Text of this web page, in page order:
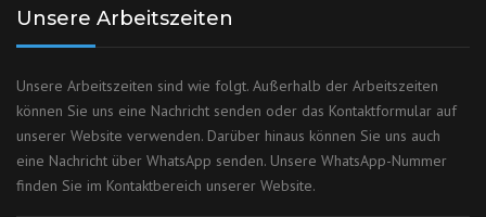
Unsere Arbeitszeiten
Unsere Arbeitszeiten sind wie folgt. Außerhalb der Arbeitszeiten
können Sie uns eine Nachricht senden oder das Kontaktformular auf
unserer Website verwenden. Darüber hinaus können Sie uns auch
eine Nachricht über WhatsApp senden. Unsere WhatsApp-Nummer
finden Sie im Kontaktbereich unserer Website.